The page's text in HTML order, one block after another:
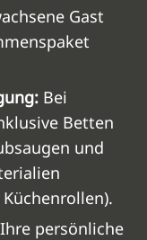
Gast
Bei
Betten
und
persönliche